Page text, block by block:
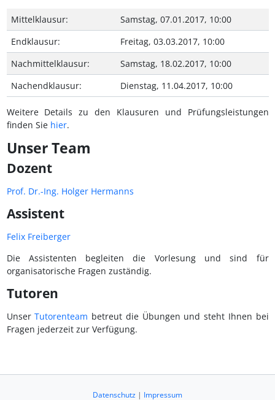
Mittelklausur:
Samstag, 07.01.2017, 10:00
Endklausur:
Freitag, 03.03.2017, 10:00
Nachmittelklausur:
Samstag, 18.02.2017, 10:00
Nachendklausur:
Dienstag, 11.04.2017, 10:00
Weitere Details zu den Klausuren und Prüfungsleistungen
finden Sie hier.
Unser Team
Dozent
Prof. Dr.-Ing. Holger Hermanns
Assistent
Felix Freiberger
Die Assistenten begleiten die Vorlesung und sind für
organisatorische Fragen zuständig.
Tutoren
UnserTutorenteam betreut die Übungen und steht Ihnen bei
Fragen jederzeit zur Verfügung.
Datenschutz | Impressum